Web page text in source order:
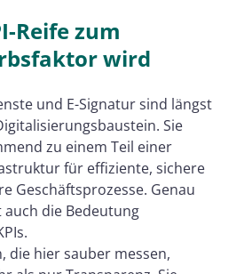
Reife zum
wird
und E-Signatur sind längst
Sie
zu einem Teil einer
für effiziente, sichere
Geschäftsprozesse. Genau
auch die Bedeutung
die hier sauber messen,